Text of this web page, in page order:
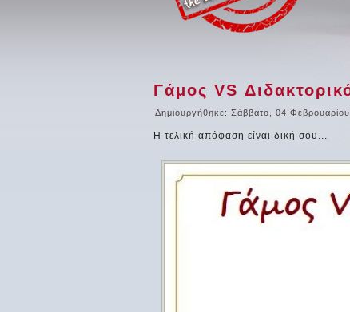
Γάμος VS
Δημιουργήθηκε: Σάββατο, 04
Η τελική απόφαση είναι δική σου...